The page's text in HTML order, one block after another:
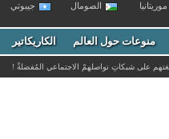
الصومال جيبوتي
منوعات حول العالم الكاريكاتير
على شبكاتِ تواصلهمْ الاجتماعي المُفضلةْ !